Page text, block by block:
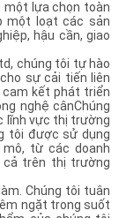
một lựa chọn toàn
một loạt các sản
hậu cần, giao
chúng tôi tự hào
sự cải tiến liên
kết phát triển
nghệ cânChúng
lĩnh vực thị trường
tôi được sử dụng
từ các doanh
cả trên thị trường
Chúng tôi tuân
ngặt trong suốt